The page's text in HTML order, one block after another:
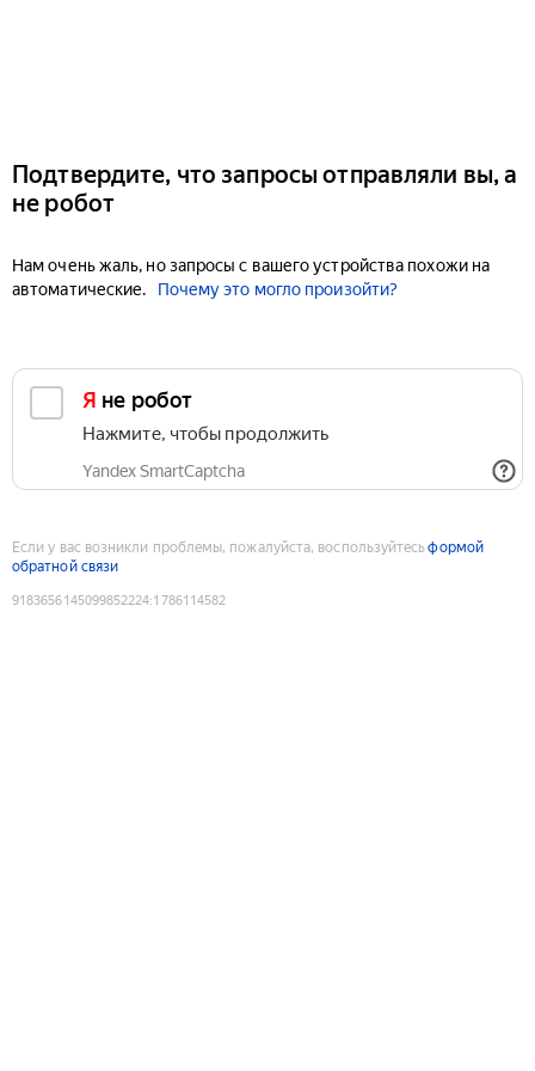
Подтвердите, что запросы отправляли вы, а
не робот
Нам очень жаль, но запросы с вашего устройства похожи на
автоматические.
Почему это могло произойти?
Я не робот
Нажмите, чтобы продолжить
Yandex SmartCaptcha
Если у вас возникли проблемы, пожалуйста, воспользуйтесьформой
обратной связи
9183656145099852224:1786114582